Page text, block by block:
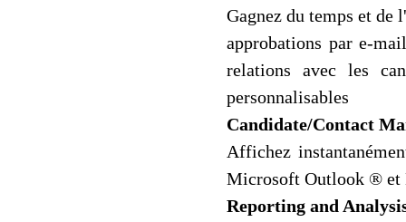
Gagnez du temps et de
approbations par e-
relations avec les
personnalisables
Candidate/Contact
Affichez
Microsoft Outlook ® et
Reporting and